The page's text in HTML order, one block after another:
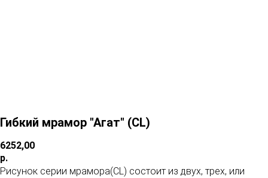
Гибкий мрамор "Агат" (CL)
6252,00
р.
Рисунок серии мрамора(CL) состоит из двух, трех, или